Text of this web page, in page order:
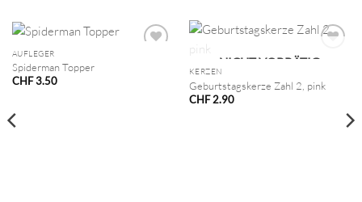
AUFLEGER
Spiderman Topper
CHF3.50
NICHT VORRÄTIG
KERZEN
Geburtstagskerze Zahl 2, pink
CHF2.90